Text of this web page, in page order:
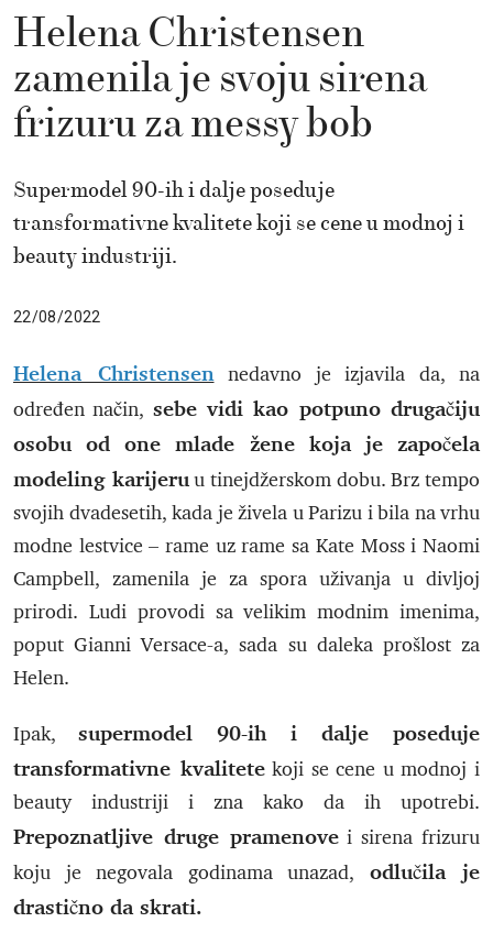
Helena Christensen
zamenila je svoju sirena
frizuru za messy bob
Supermodel 90-ih i dalje poseduje
transformativne kvalitete koji se cene u modnoj i
beauty industriji.
22/08/2022
Helena Christensennedavno je izjavila da, na
određen način, sebe vidi kao potpuno drugačiju
osobu od one mlade žene koja je započela
modeling karijeruu tinejdžerskom dobu. Brz tempo
svojih dvadesetih, kada je živela u Parizu i bila na vrhu
modne lestvice – rame uz rame sa Kate Moss i Naomi
Campbell, zamenila je za spora uživanja u divljoj
prirodi. Ludi provodi sa velikim modnim imenima,
poput Gianni Versace-a, sada su daleka prošlost za
Helen.
Ipak, supermodel 90-ih i dalje poseduje
transformativne kvalitetekoji se cene u modnoj i
beauty industriji i zna kako da ih upotrebi.
Prepoznatljive druge pramenovei sirena frizuru
koju je negovala godinama unazad, odlučila je
drastično da skrati.